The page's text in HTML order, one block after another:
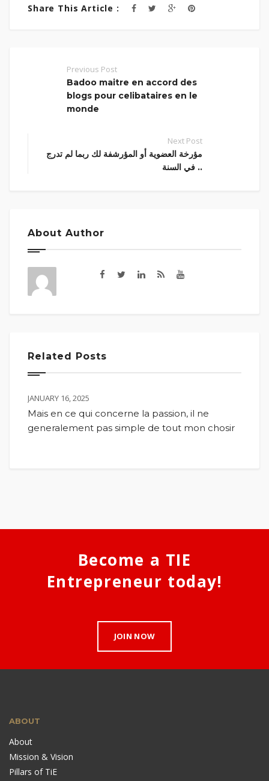
Share This Article :
Previous Post
Badoo maitre en accord des
blogs pour celibataires en le
monde
Next Post
مؤرخة العضوية أو المؤرشفة لك ربما لم تدرج
في السنة ..
About Author
Related Posts
JANUARY 16, 2025
Mais en ce qui concerne la passion, il ne
generalement pas simple de tout mon chosir
Become a TIE
Entrepreneur today!
JOIN NOW
ABOUT
About
Mission & Vision
Pillars of TiE